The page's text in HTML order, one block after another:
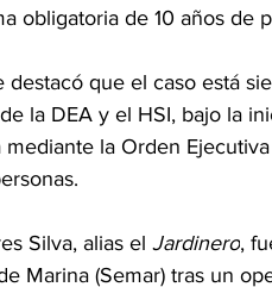
obligatoria de 10 años de
destacó que el caso está
la DEA y el HSI, bajo la
mediante la Orden
Silva, alias el Jardinero,
Marina (Semar) tras un